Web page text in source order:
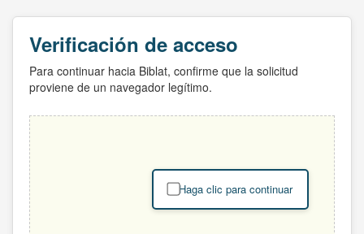
Verificación de acceso
Para continuar hacia Biblat, confirme que la solicitud
proviene de un navegador legítimo.
Haga clic para continuar